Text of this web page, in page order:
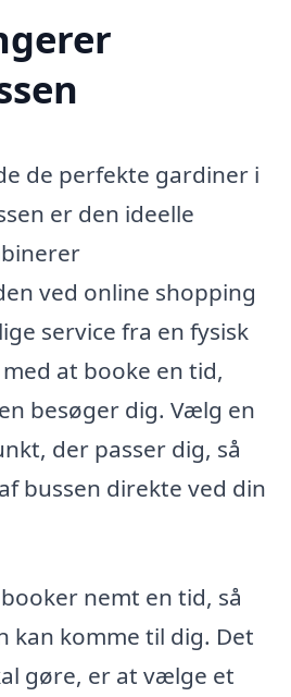
de perfekte gardiner i
er den ideelle
ved online shopping
service fra en fysisk
at booke en tid,
besøger dig. Vælg en
der passer dig, så
bussen direkte ved din
nemt en tid, så
kan komme til dig. Det
gøre, er at vælge et